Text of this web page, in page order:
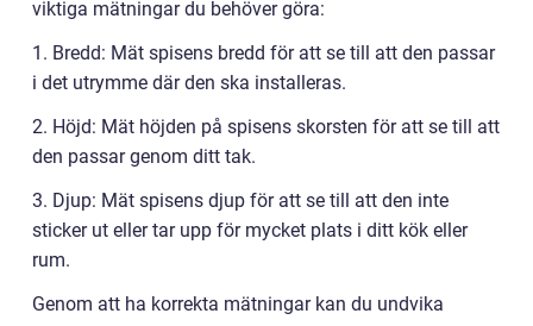
viktiga mätningar du behöver göra:
1. Bredd: Mät spisens bredd för att se till att den passar
i det utrymme där den ska installeras.
2. Höjd: Mät höjden på spisens skorsten för att se till att
den passar genom ditt tak.
3. Djup: Mät spisens djup för att se till att den inte
sticker ut eller tar upp för mycket plats i ditt kök eller
rum.
Genom att ha korrekta mätningar kan du undvika